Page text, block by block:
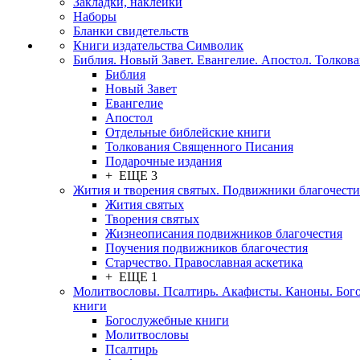
Наборы
Бланки свидетельств
Книги издательства Символик
Библия. Новый Завет. Евангелие. Апостол.
Библия
Новый Завет
Евангелие
Апостол
Отдельные библейские книги
Толкования Священного Писания
Подарочные издания
+ ЕЩЕ 3
Жития и творения святых. Подвижники
Жития святых
Творения святых
Жизнеописания подвижников благочестия
Поучения подвижников благочестия
Старчество. Православная аскетика
+ ЕЩЕ 1
Молитвословы. Псалтирь. Акафисты. Каноны.
книги
Богослужебные книги
Молитвословы
Псалтирь